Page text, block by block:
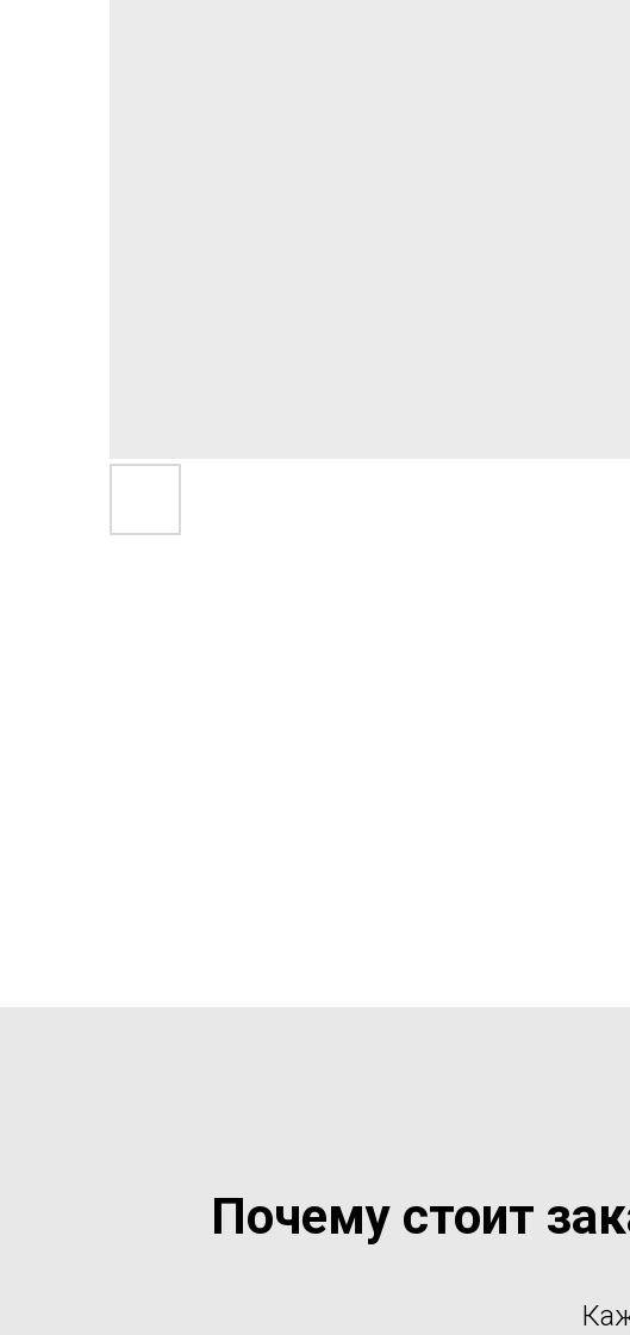
Почему стоит